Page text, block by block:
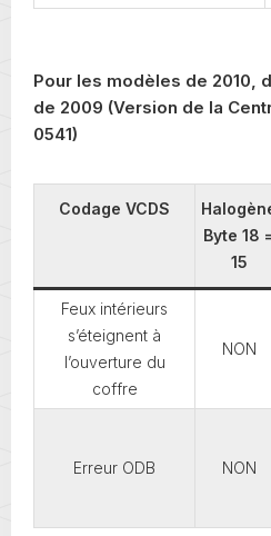
Pour les modèles de 2010,
de 2009 (Version de la
0541)
Codage VCDS
Byte 18
15
Feux intérieurs
s’éteignent à
l’ouverture du
coffre
NON
Erreur ODB NON